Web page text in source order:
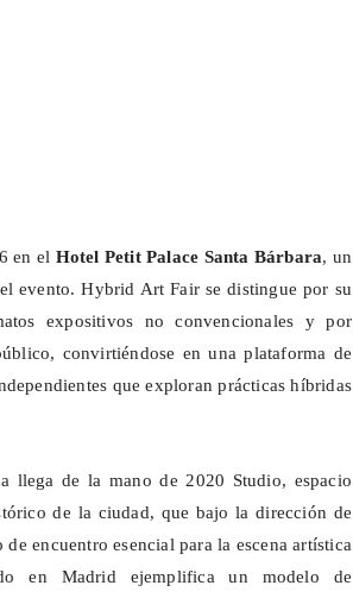
en el Hotel Petit Palace Santa Bárbara, un
evento. Hybrid Art Fair se distingue por su
expositivos no convencionales y por
convirtiéndose en una plataforma de
que exploran prácticas híbridas
llega de la mano de 2020 Studio, espacio
de la ciudad, que bajo la dirección de
encuentro esencial para la escena artística
en Madrid ejemplifica un modelo de